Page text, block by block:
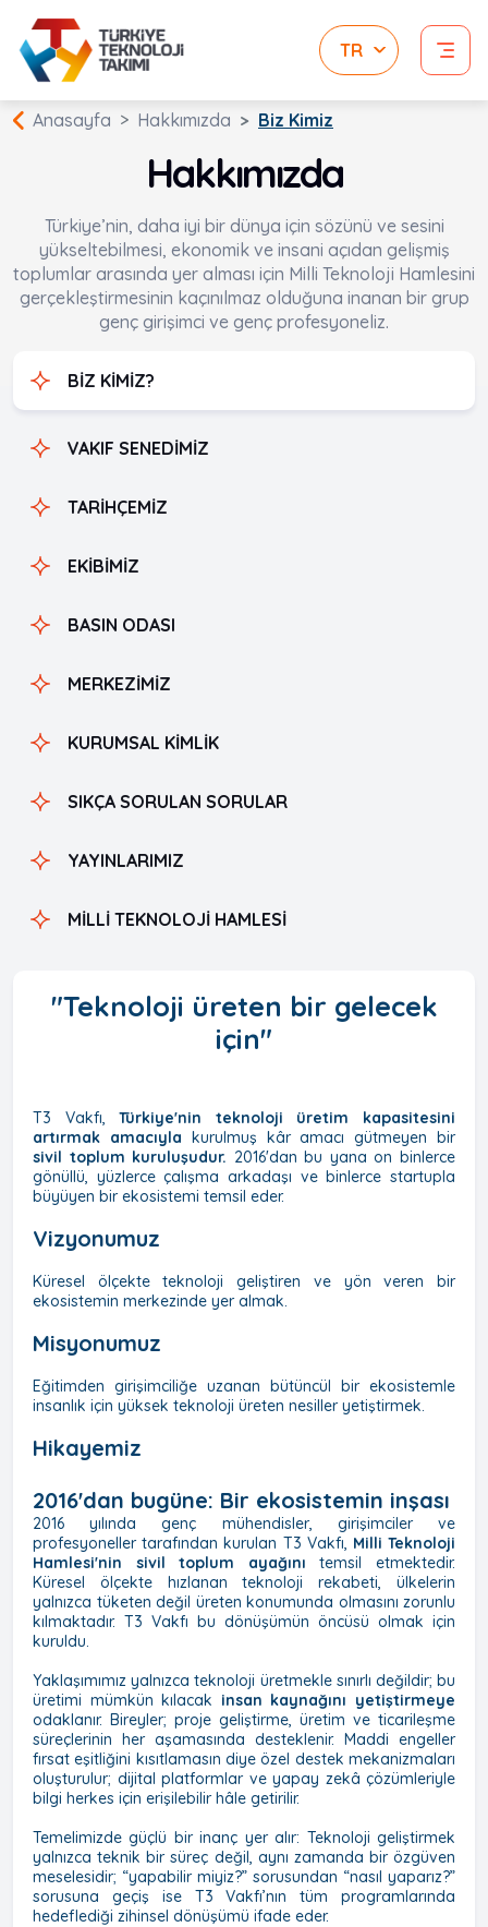
Anasayfa Hakkımızda Biz Kimiz
Hakkımızda
Türkiye’nin, daha iyi bir dünya için sözünü ve sesini
yükseltebilmesi, ekonomik ve insani açıdan gelişmiş
toplumlar arasında yer alması için Milli Teknoloji Hamlesini
gerçekleştirmesinin kaçınılmaz olduğuna inanan bir grup
genç girişimci ve genç profesyoneliz.
BİZ KİMİZ?
VAKIF SENEDİMİZ
TARİHÇEMİZ
EKİBİMİZ
BASIN ODASI
MERKEZİMİZ
KURUMSAL KİMLİK
SIKÇA SORULAN SORULAR
YAYINLARIMIZ
MİLLİ TEKNOLOJİ HAMLESİ
"Teknoloji üreten bir gelecek
için"
T3 Vakfı,Türkiye'nin teknoloji üretim kapasitesini
artırmak amacıyla kurulmuş kâr amacı gütmeyen bir
sivil toplum kuruluşudur. 2016'dan bu yana on binlerce
gönüllü, yüzlerce çalışma arkadaşı ve binlerce startupla
büyüyen bir ekosistemi temsil eder.
Vizyonumuz
Küresel ölçekte teknoloji geliştiren ve yön veren bir
ekosistemin merkezinde yer almak.
Misyonumuz
Eğitimden girişimciliğe uzanan bütüncül bir ekosistemle
insanlık için yüksek teknoloji üreten nesiller yetiştirmek.
Hikayemiz
2016'dan bugüne: Bir ekosistemin inşası
2016 yılında genç mühendisler, girişimciler ve
profesyoneller tarafından kurulan T3 Vakfı, Milli Teknoloji
Hamlesi'nin sivil toplum ayağınıtemsil etmektedir.
Küresel ölçekte hızlanan teknoloji rekabeti, ülkelerin
yalnızca tüketen değil üreten konumunda olmasını zorunlu
kılmaktadır. T3 Vakfı bu dönüşümün öncüsü olmak için
kuruldu.
Yaklaşımımız yalnızca teknoloji üretmekle sınırlı değildir; bu
üretimi mümkün kılacak insan kaynağını yetiştirmeye
odaklanır. Bireyler; proje geliştirme, üretim ve ticarileşme
süreçlerinin her aşamasında desteklenir. Maddi engeller
fırsat eşitliğini kısıtlamasın diye özel destek mekanizmaları
oluşturulur; dijital platformlar ve yapay zekâ çözümleriyle
bilgi herkes için erişilebilir hâle getirilir.
Temelimizde güçlü bir inanç yer alır: Teknoloji geliştirmek
yalnızca teknik bir süreç değil, aynı zamanda bir özgüven
meselesidir; “yapabilir miyiz?” sorusundan “nasıl yaparız?”
sorusuna geçiş ise T3 Vakfı’nın tüm programlarında
hedeflediği zihinsel dönüşümü ifade eder.